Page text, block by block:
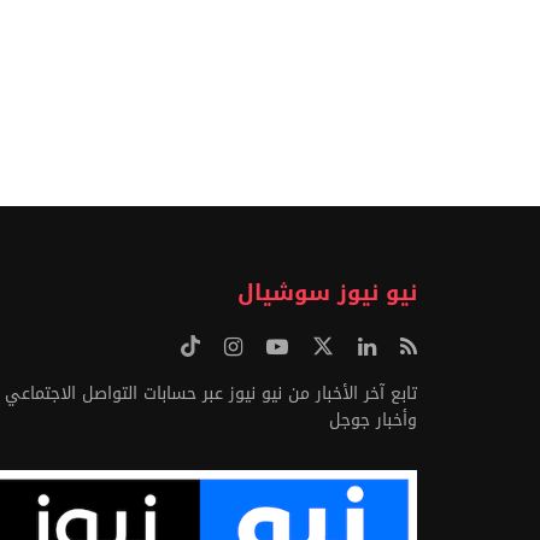
نيو نيوز سوشيال
تابع آخر الأخبار من نيو نيوز عبر حسابات التواصل الاجتماعي
وأخبار جوجل